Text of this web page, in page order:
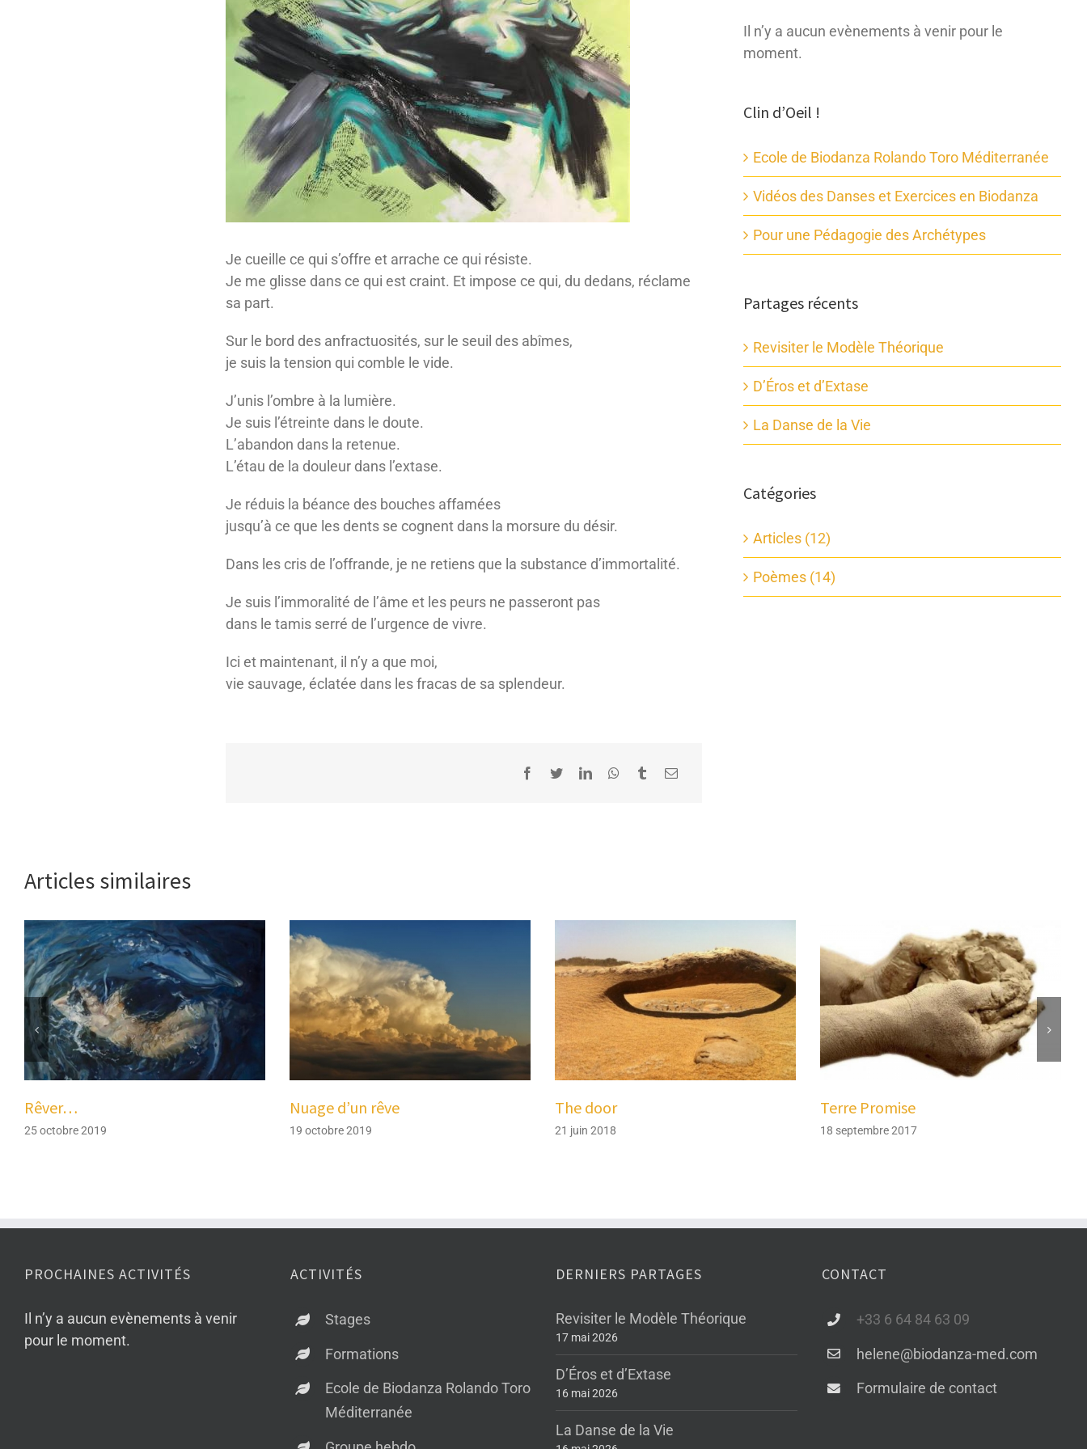
Je cueille ce qui s’offre et arrache ce qui résiste.
Je me glisse dans ce qui est craint. Et impose ce qui, du dedans, réclame
sa part.
Sur le bord des anfractuosités, sur le seuil des abîmes,
je suis la tension qui comble le vide.
J’unis l’ombre à la lumière.
Je suis l’étreinte dans le doute.
L’abandon dans la retenue.
L’étau de la douleur dans l’extase.
Je réduis la béance des bouches affamées
jusqu’à ce que les dents se cognent dans la morsure du désir.
Dans les cris de l’offrande, je ne retiens que la substance d’immortalité.
Je suis l’immoralité de l’âme et les peurs ne passeront pas
dans le tamis serré de l’urgence de vivre.
Ici et maintenant, il n’y a que moi,
vie sauvage, éclatée dans les fracas de sa splendeur.
Il n’y a aucun evènements à venir pour le
moment.
Clin d’Oeil !
Ecole de Biodanza Rolando Toro Méditerranée
Vidéos des Danses et Exercices en Biodanza
Pour une Pédagogie des Archétypes
Partages récents
Revisiter le Modèle Théorique
D’Éros et d’Extase
La Danse de la Vie
Catégories
Articles (12)
Poèmes (14)
Articles similaires
Rêver…
25 octobre 2019
Nuage d’un rêve
19 octobre 2019
The door
21 juin 2018
Terre Promise
18 septembre 2017
PROCHAINES ACTIVITÉS
Il n’y a aucun evènements à venir
pour le moment.
ACTIVITÉS
Stages
Formations
Ecole de Biodanza Rolando Toro
Méditerranée
DERNIERS PARTAGES
Revisiter le Modèle Théorique
17 mai 2026
D’Éros et d’Extase
16 mai 2026
La Danse de la Vie
CONTACT
+33 6 64 84 63 09
helene@biodanza-med.com
Formulaire de contact